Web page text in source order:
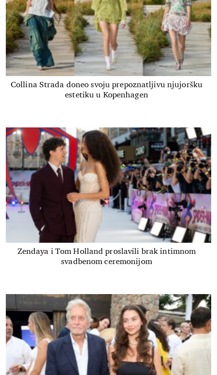
Collina Strada doneo svoju prepoznatljivu njujoršku
estetiku u Kopenhagen
Zendaya i Tom Holland proslavili brak intimnom
svadbenom ceremonijom